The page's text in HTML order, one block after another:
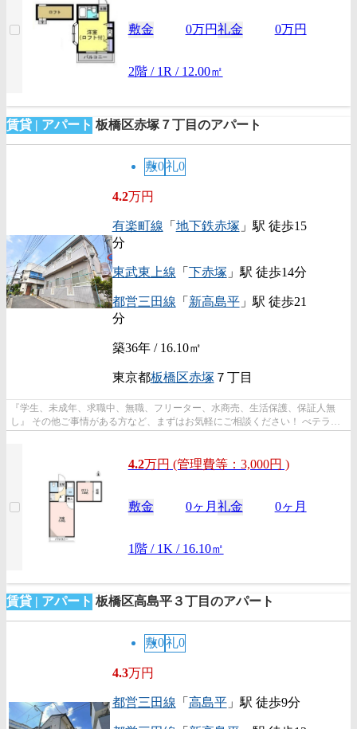
敷金 0万円礼金 0万円
2階 / 1R / 12.00㎡
賃貸 | アパート 板橋区赤塚７丁目のアパート
敷0礼0
4.2万円
有楽町線 「 地下鉄赤塚 」駅 徒歩15
分
東武東上線 「 下赤塚 」駅 徒歩14分
都営三田線 「 新高島平」駅 徒歩21
分
築36年 / 16.10㎡
東京都板橋区赤塚 ７丁目
『学生、未成年、求職中、無職、フリーター、水商売、生活保護、保証人無
し』 その他ご事情がある方など、まずはお気軽にご相談ください！ べテラン
スタッフが対応致しますのでご希望...
4.2万円 (管理費等：3,000円 )
敷金 0ヶ月 礼金 0ヶ月
1階 / 1K / 16.10㎡
賃貸 | アパート 板橋区高島平３丁目のアパート
敷0礼0
4.3万円
都営三田線 「 高島平」駅 徒歩9分